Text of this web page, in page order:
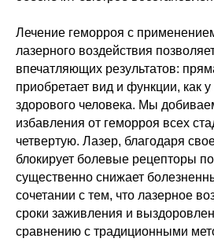
Лечение геморроя с
лазерного воздействия
впечатляющих результатов:
приобретает вид и функции, как
здорового человека. Мы
избавления от геморроя всех
четвертую. Лазер, благодаря
блокирует болевые рецепторы
существенно снижает
сочетании с тем, что лазерное
сроки заживления и
сравнению с традиционными